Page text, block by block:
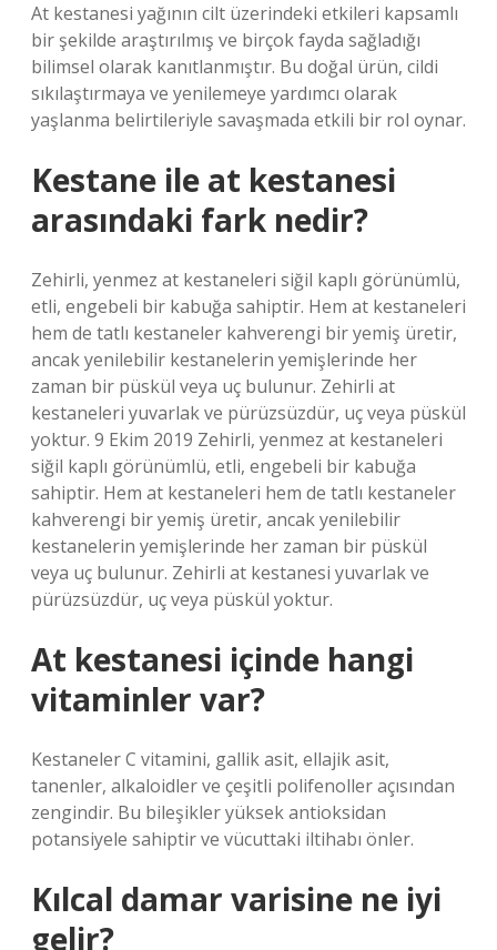
At kestanesi yağının cilt üzerindeki etkileri kapsamlı
bir şekilde araştırılmış ve birçok fayda sağladığı
bilimsel olarak kanıtlanmıştır. Bu doğal ürün, cildi
sıkılaştırmaya ve yenilemeye yardımcı olarak
yaşlanma belirtileriyle savaşmada etkili bir rol oynar.
Kestane ile at kestanesi
arasındaki fark nedir?
Zehirli, yenmez at kestaneleri siğil kaplı görünümlü,
etli, engebeli bir kabuğa sahiptir. Hem at kestaneleri
hem de tatlı kestaneler kahverengi bir yemiş üretir,
ancak yenilebilir kestanelerin yemişlerinde her
zaman bir püskül veya uç bulunur. Zehirli at
kestaneleri yuvarlak ve pürüzsüzdür, uç veya püskül
yoktur. 9 Ekim 2019 Zehirli, yenmez at kestaneleri
siğil kaplı görünümlü, etli, engebeli bir kabuğa
sahiptir. Hem at kestaneleri hem de tatlı kestaneler
kahverengi bir yemiş üretir, ancak yenilebilir
kestanelerin yemişlerinde her zaman bir püskül
veya uç bulunur. Zehirli at kestanesi yuvarlak ve
pürüzsüzdür, uç veya püskül yoktur.
At kestanesi içinde hangi
vitaminler var?
Kestaneler C vitamini, gallik asit, ellajik asit,
tanenler, alkaloidler ve çeşitli polifenoller açısından
zengindir. Bu bileşikler yüksek antioksidan
potansiyele sahiptir ve vücuttaki iltihabı önler.
Kılcal damar varisine ne iyi
gelir?